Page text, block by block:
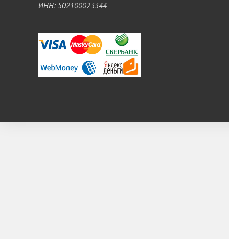
ИНН: 502100023344